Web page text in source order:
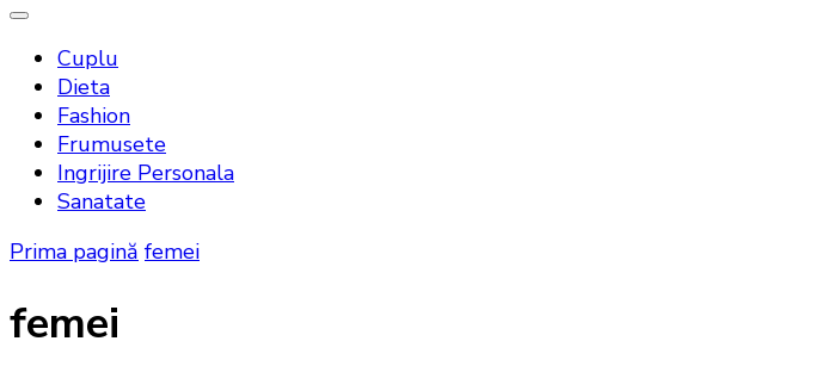
Bandoux
Cuplu
Dieta
Fashion
Frumusete
Ingrijire Personala
Sanatate
Prima pagină femei
femei